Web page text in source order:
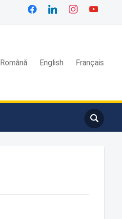
Română English Français